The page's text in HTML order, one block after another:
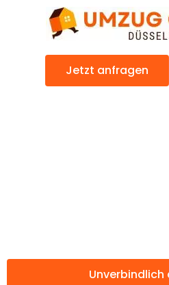
Jetzt anfragen
Unverbindlich